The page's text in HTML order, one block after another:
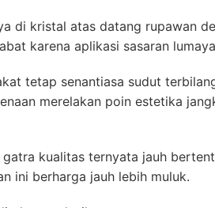
di kristal atas datang rupawan
karena aplikasi sasaran
tetap senantiasa sudut
merelakan poin estetika
kualitas ternyata jauh
ini berharga jauh lebih muluk.